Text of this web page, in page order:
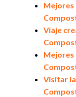
Mejores
Viaje
Mejores
Visitar